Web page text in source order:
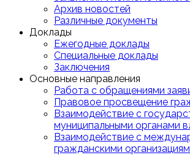
Архив новостей
Различные документы
Доклады
Ежегодные доклады
Специальные доклады
Заключения
Основные направления
Работа с обращениями
Правовое просвещение
Взаимодействие с
муниципальными органами
Взаимодействие с
гражданскими